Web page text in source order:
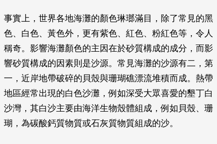
事實上，世界各地海灘的顏色琳瑯滿目，除了常見的黑
色、白色、黃色外，更有紫色、紅色、粉紅色等，令人
稱奇。影響海灘顏色的主因在於砂質構成的成分，而影
響砂質構成的因素則是沙源。常見海灘的沙源有二，第
一，近岸地帶破碎的貝殼與珊瑚礁漂流堆積而成。熱帶
地區經常出現的白色沙灘，例如深受大眾喜愛的墾丁白
沙灣，其白沙主要由海洋生物殼體組成，例如貝殼、珊
瑚，為碳酸鈣質物質或石灰質物質組成的沙。